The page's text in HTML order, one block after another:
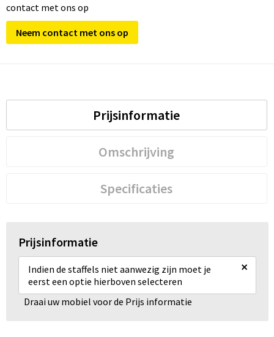
contact met ons op
Neem contact met ons op
Prijsinformatie
Omschrijving
Specificaties
Prijsinformatie
Indien de staffels niet aanwezig zijn moet je
eerst een optie hierboven selecteren
×
Draai uw mobiel voor de Prijs informatie